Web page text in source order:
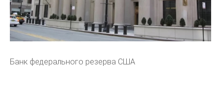
Банк федерального резерва США